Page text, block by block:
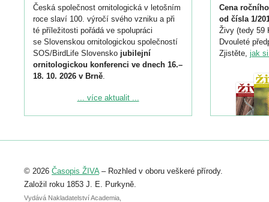
Česká společnost ornitologická v letošním
roce slaví 100. výročí svého vzniku a při
té příležitosti pořádá ve spolupráci
se Slovenskou ornitologickou společností
SOS/BirdLife Slovensko jubilejní
ornitologickou konferenci ve dnech 16.–
18. 10. 2026 v Brně.
Podrobnější informace ke konferenci
Registrovat se můžete do 6. září.
abstraktu přihlášené přednášky nebo
posteru je už 30. června.
... více aktualit ...
Cena
od čísla 1/
Živy (tedy 59
Dvouleté
Zjistěte, jak
© 2026 Časopis ŽIVA– Rozhled v oboru veškeré přírody.
Založil roku 1853 J. E. Purkyně.
Vydává Nakladatelství Academia,